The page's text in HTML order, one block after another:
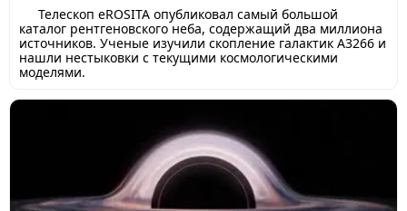
Телескоп eROSITA опубликовал самый большой
каталог рентгеновского неба, содержащий два миллиона
источников. Ученые изучили скопление галактик A3266 и
нашли нестыковки с текущими космологическими
моделями.